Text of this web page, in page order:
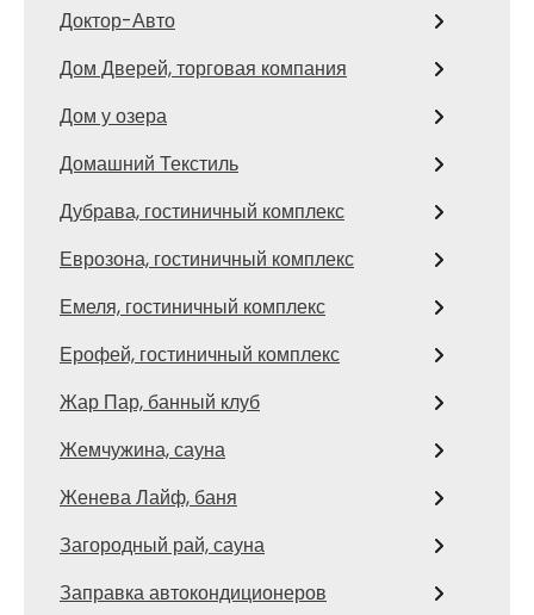
Доктор-Авто
Дом Дверей, торговая компания
Дом у озера
Домашний Текстиль
Дубрава, гостиничный комплекс
Еврозона, гостиничный комплекс
Емеля, гостиничный комплекс
Ерофей, гостиничный комплекс
Жар Пар, банный клуб
Жемчужина, сауна
Женева Лайф, баня
Загородный рай, сауна
Заправка автокондиционеров